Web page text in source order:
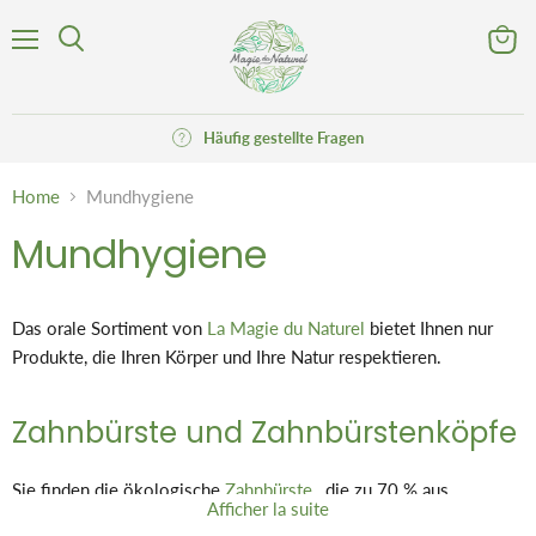
Häufig gestellte Fragen
Home Mundhygiene
Mundhygiene
Das orale Sortiment von La Magie du Naturel bietet Ihnen nur
Produkte, die Ihren Körper und Ihre Natur respektieren.
Zahnbürste und Zahnbürstenköpfe
Sie finden die ökologische Zahnbürste , die zu 70 % aus
Rizinusderivaten besteht und in Frankreich hergestellt wird. Sie
Afficher la suite